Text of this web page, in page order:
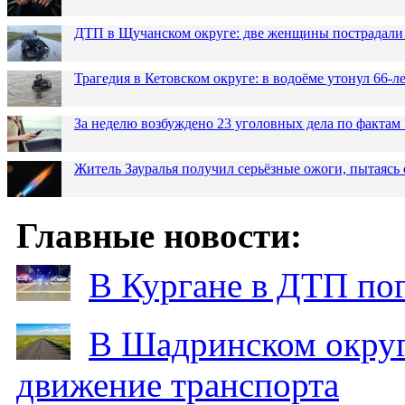
ДТП в Щучанском округе: две женщины пострадали
Трагедия в Кетовском округе: в водоёме утонул 66-
За неделю возбуждено 23 уголовных дела по
Житель Зауралья получил серьёзные ожоги, пытаясь
Главные новости:
В Кургане в ДТП
В Шадринском
движение транспорта